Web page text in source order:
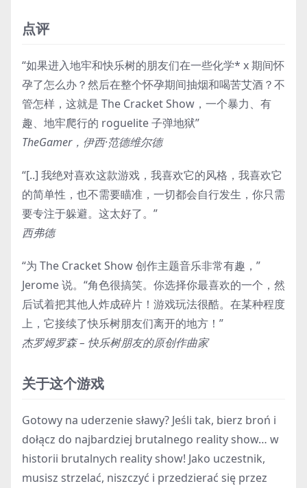
点评
“如果进入地牢和快乐树的朋友们在一些化学* x 期间怀
孕了怎么办？然后在整个怀孕期间抽烟和喝苦艾酒？不
管怎样，这就是 The Cracket Show，一个暴力、有
趣、地牢爬行的 roguelite 子弹地狱”
TheGamer，伊西·范德维尔德
“[..] 我绝对喜欢这款游戏，我喜欢它的风格，我喜欢它
的简单性，也不需要瞄准，一切都会自行发生，你只需
要专注于躲避。这太好了。”
西弗德
“为 The Cracket Show 创作主题音乐非常有趣，”
Jerome 说。“角色很搞笑。你选择你最喜欢的一个，然
后试着把其他人炸成碎片！游戏玩法很酷。在某种程度
上，它接续了快乐树朋友们离开的地方！”
杰罗姆罗森 – 快乐树朋友的原创作曲家
关于这个游戏
Gotowy na uderzenie sławy? Jeśli tak, bierz broń i
dołącz do najbardziej brutalnego reality show… w
historii brutalnych reality show! Jako uczestnik,
musisz strzelać, niszczyć i przedzierać się przez